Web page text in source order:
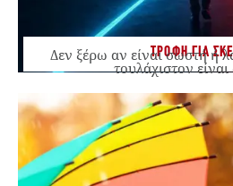
ΤΡΟΦΗ ΓΙΑ
Δεν ξέρω αν είναι σωστή ή
τουλάχιστον